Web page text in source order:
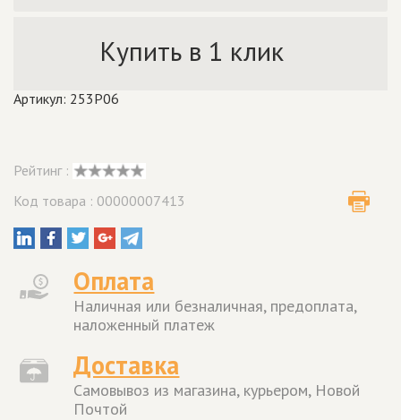
Купить в 1 клик
Артикул: 253P06
Рейтинг :
Код товара : 00000007413
Оплата
Наличная или безналичная, предоплата,
наложенный платеж
Доставка
Самовывоз из магазина, курьером, Новой
Почтой